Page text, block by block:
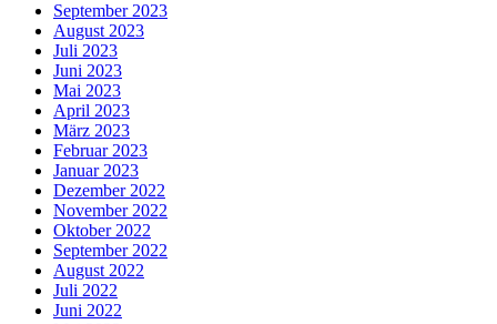
September 2023
August 2023
Juli 2023
Juni 2023
Mai 2023
April 2023
März 2023
Februar 2023
Januar 2023
Dezember 2022
November 2022
Oktober 2022
September 2022
August 2022
Juli 2022
Juni 2022